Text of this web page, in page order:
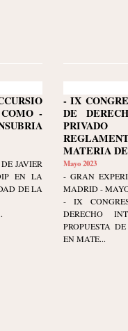
-
JAVIER
EN LA
DE LA
- IX
DE
PRIVADO
MATERIA
Mayo 2023
- GRAN
MADRID -
- IX
DERECHO
PROPUESTA
EN MATE...